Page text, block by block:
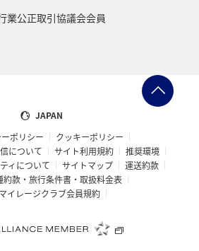
マリンスポーツ
ト トラウト
ダイヤモンドサービス
業公正取引協議会会員
JAPAN
ポリシー
クッキーポリシー
について
サイト利用規約
推奨環境
ィについて
サイトマップ
運送約款
約款・旅行条件書・取扱料金表
イレージクラブ会員規約